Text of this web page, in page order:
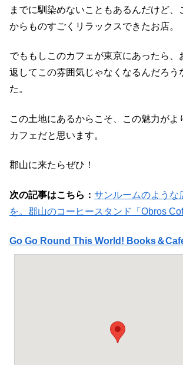
までに馴染めないこともあるんだけど、
からものすごくリラックスできたお店。
でももしこのカフェが東京にあったら、
返してこの雰囲気じゃなくなるんだろう
た。
この土地にあるからこそ、この魅力がよ
カフェだと思います。
郡山に来たらぜひ！
次の記事はこちら： サンルームのような
を。郡山のコーヒースタンド「Obros
Go Go Round This World! Books＆